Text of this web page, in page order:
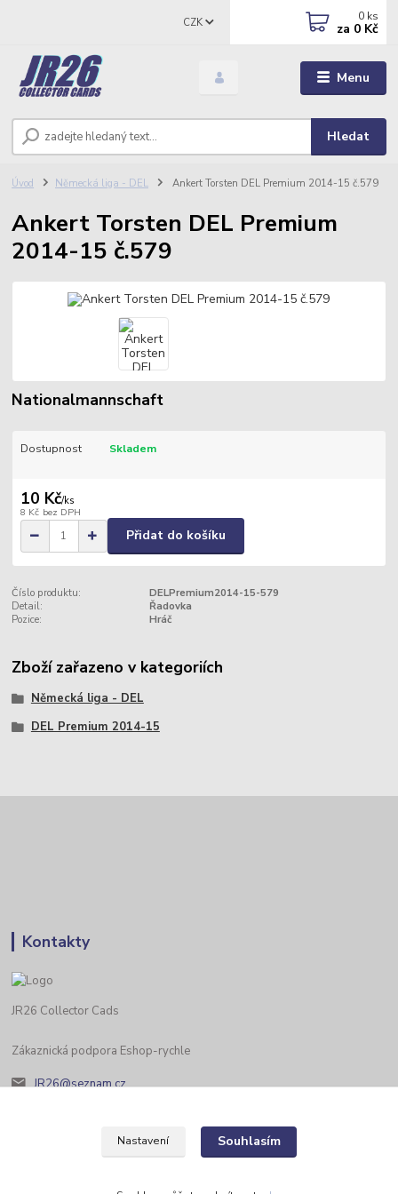
Menu
CZK
Hledat
0 ks
za 0 Kč
Úvod Německá liga - DEL Ankert Torsten DEL Premium 2014-15 č.579
Ankert Torsten DEL Premium
2014-15 č.579
Nationalmannschaft
Dostupnost Skladem
10 Kč/ks
8 Kč bez DPH
Přidat do košíku
Číslo produktu:
DELPremium2014-15-579
Detail:
Řadovka
Pozice:
Hráč
Zboží zařazeno v kategoriích
Německá liga - DEL
DEL Premium 2014-15
Kontakty
JR26 Collector Cads
Zákaznická podpora Eshop-rychle
JR26@seznam.cz
Nastavení Souhlasím